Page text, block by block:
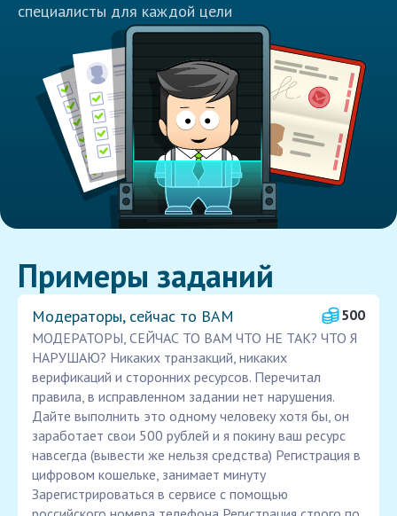
специалисты для каждой цели
Примеры заданий
Модераторы, сейчас то ВАМ
500
МОДЕРАТОРЫ, СЕЙЧАС ТО ВАМ ЧТО НЕ ТАК? ЧТО Я
НАРУШАЮ? Никаких транзакций, никаких
верификаций и сторонних ресурсов. Перечитал
правила, в исправленном задании нет нарушения.
Дайте выполнить это одному человеку хотя бы, он
заработает свои 500 рублей и я покину ваш ресурс
навсегда (вывести же нельзя средства) Регистрация в
цифровом кошельке, занимает минуту
Зарегистрироваться в сервисе с помощью